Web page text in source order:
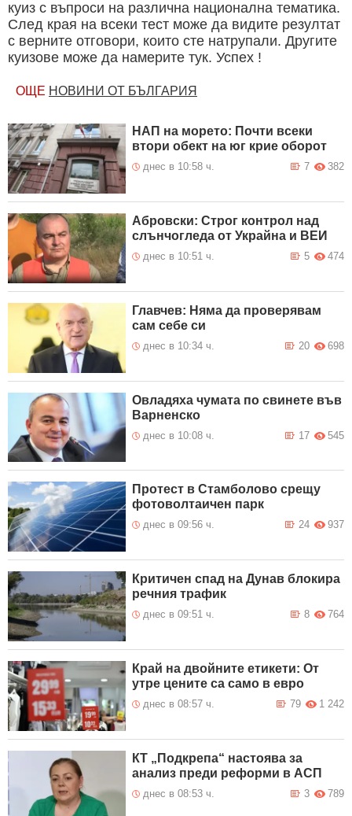
куиз с въпроси на различна национална тематика.
След края на всеки тест може да видите резултат
с верните отговори, които сте натрупали. Другите
куизове може да намерите тук. Успех !
ОЩЕ НОВИНИ ОТ БЪЛГАРИЯ
НАП на морето: Почти всеки
втори обект на юг крие оборот
днес в 10:58 ч. 382
7
Абровски: Строг контрол над
слънчогледа от Украйна и ВЕИ
днес в 10:51 ч. 474
5
Главчев: Няма да проверявам
сам себе си
днес в 10:34 ч. 698
20
Овладяха чумата по свинете във
Варненско
днес в 10:08 ч. 545
17
Протест в Стамболово срещу
фотоволтаичен парк
днес в 09:56 ч. 937
24
Критичен спад на Дунав блокира
речния трафик
днес в 09:51 ч. 764
8
Край на двойните етикети: От
утре цените са само в евро
днес в 08:57 ч. 1 242
79
КТ „Подкрепа“ настоява за
анализ преди реформи в АСП
днес в 08:53 ч. 789
3